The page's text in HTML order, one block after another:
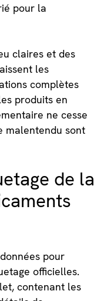
pour la
claires et des
les
complètes
produits en
ne cesse
malentendu sont
de la
pour
officielles.
contenant les